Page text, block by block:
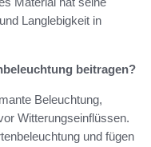
Langlebigkeit in
beitragen?
Beleuchtung,
Witterungseinflüssen.
und fügen